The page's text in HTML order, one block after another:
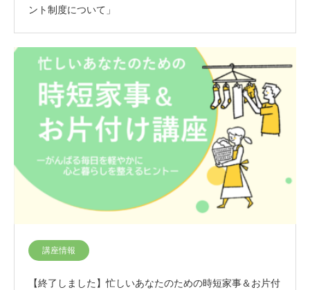
ント制度について」
講座情報
【終了しました】忙しいあなたのための時短家事＆お片付